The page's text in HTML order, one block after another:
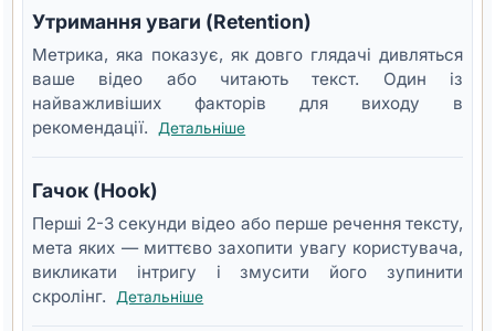
Утримання уваги (Retention)
Метрика, яка показує, як довго глядачі дивляться
ваше відео або читають текст. Один із
найважливіших факторів для виходу в
рекомендації.
Детальніше
Гачок (Hook)
Перші 2-3 секунди відео або перше речення тексту,
мета яких — миттєво захопити увагу користувача,
викликати інтригу і змусити його зупинити
скролінг.
Детальніше